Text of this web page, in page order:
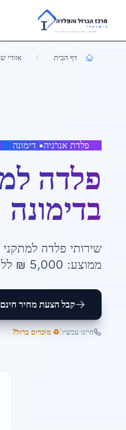
Skip to main content
דף הבית אזורי
פלדת אנרגיה• דימונה
פלדה
בדימונה
שירותי פלדה למתקני
ממוצע: 5,000 ₪ ל
קבל הצעת מחיר חינם
חייגו עכשיו ♻️ מוכרים ברזל?